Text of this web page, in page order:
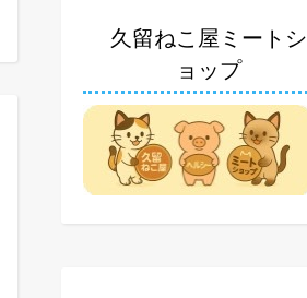
久留ねこ屋ミートシ
ョップ